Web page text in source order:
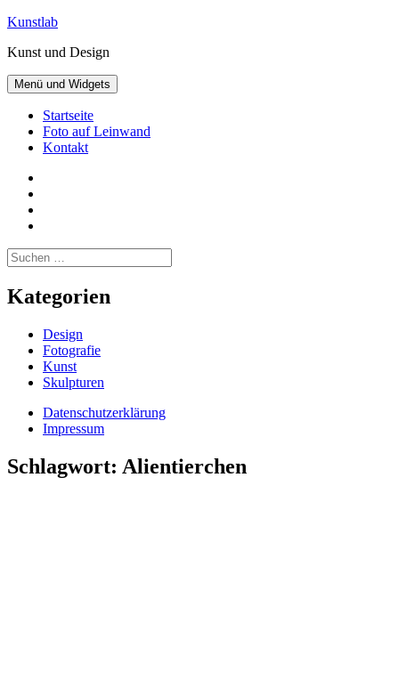
Zum
springen
Kunstlab
Kunst und Design
Menü und Widgets
Startseite
Foto auf Leinwand
Kontakt
Suchen
nach:
Kategorien
Design
Fotografie
Kunst
Skulpturen
Datenschutzerklärung
Impressum
Schlagwort: Alientierchen